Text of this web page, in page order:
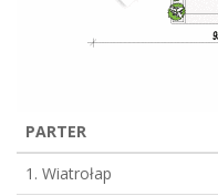
PARTER
1. Wiatrołap